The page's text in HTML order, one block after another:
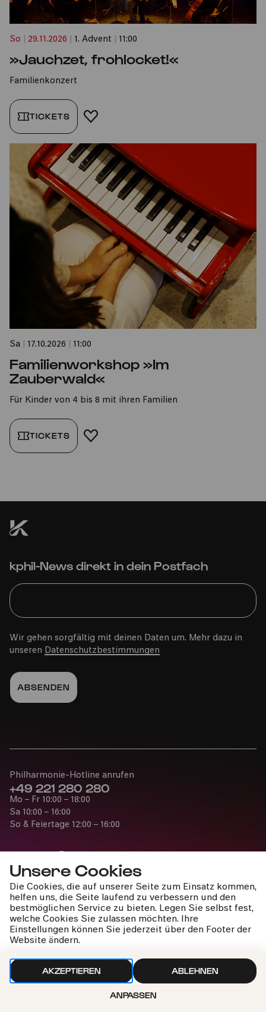
Unsere Cookies
Die Cookies, die auf unserer Seite zum Einsatz kommen,
helfen uns, die Seite laufend zu verbessern und den
bestmöglichen Service zu bieten. Legen Sie selbst fest,
welche Cookies Sie zulassen möchten. Ihre
Einstellungen können Sie jederzeit über den Footer der
Website ändern.
AKZEPTIEREN ABLEHNEN
ANPASSEN
So 29.11.2026 1. Advent 11:00
»Jauchzet, frohlocket!«
Familienkonzert
TICKETS FAVORIT HINZUFÜGEN
Sa 17.10.2026 11:00
Familienworkshop »Im
Zauberwald«
Für Kinder von 4 bis 8 mit ihren Familien
TICKETS FAVORIT HINZUFÜGEN
kphil-News direkt in dein Postfach
Wir gehen sorgfältig mit deinen Daten um. Mehr dazu in
unseren Datenschutzbestimmungen
Presse
Jobs
News
Kontakt
Widerruf einreichen
Philharmonie-Hotline anrufen
+49 221 280 280
Mo – Fr 10:00 – 18:00
Sa 10:00 – 16:00
So & Feiertage 12:00 – 16:00
Cookie-Einstellungen